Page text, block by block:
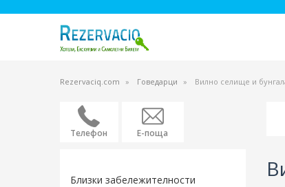
Rezervaciq.com Говедарци Вилно селище и
Телефон Е-поща
Близки забележителности